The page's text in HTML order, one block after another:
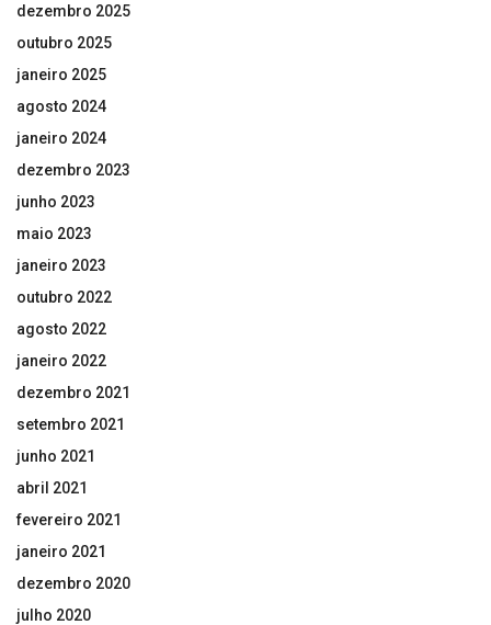
dezembro 2025
outubro 2025
janeiro 2025
agosto 2024
janeiro 2024
dezembro 2023
junho 2023
maio 2023
janeiro 2023
outubro 2022
agosto 2022
janeiro 2022
dezembro 2021
setembro 2021
junho 2021
abril 2021
fevereiro 2021
janeiro 2021
dezembro 2020
julho 2020